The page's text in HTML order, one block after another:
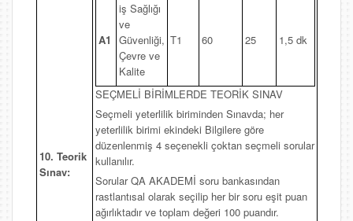
10. Teorik
Sınav:
A1
iş Sağlığı
ve
Güvenliği,
Çevre ve
Kalite
T1 60 25 1,5 dk
SEÇMELİ BİRİMLERDE TEORİK SINAV
Seçmeli yeterlilik biriminden Sınavda; her
yeterlilik birimi ekindeki Bilgilere göre
düzenlenmiş 4 seçenekli çoktan seçmeli sorular
kullanılır.
Sorular QA AKADEMİ soru bankasından
rastlantısal olarak seçilip her bir soru eşit puan
ağırlıktadır ve toplam değeri 100 puandır.